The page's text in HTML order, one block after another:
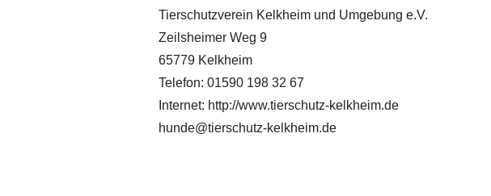
Tierschutzverein Kelkheim und Umgebung e.V.
Zeilsheimer Weg 9
65779 Kelkheim
Telefon: 01590 198 32 67
Internet: http://www.tierschutz-kelkheim.de
hunde@tierschutz-kelkheim.de